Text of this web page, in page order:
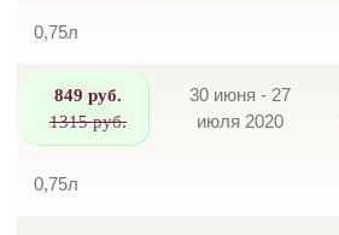
0,75л
849 руб.
1315 руб.
30 июня - 27
июля 2020
0,75л